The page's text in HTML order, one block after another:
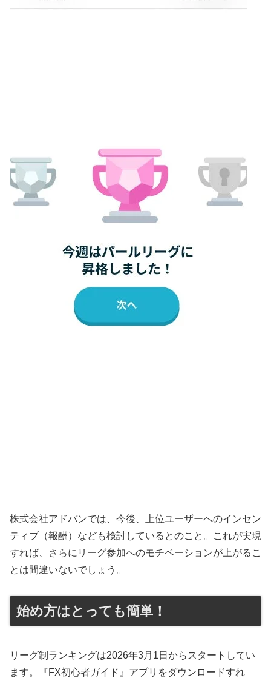
株式会社アドバンでは、今後、上位ユーザーへのインセン
ティブ（報酬）なども検討しているとのこと。これが実現
すれば、さらにリーグ参加へのモチベーションが上がるこ
とは間違いないでしょう。
始め方はとっても簡単！
リーグ制ランキングは2026年3月1日からスタートしてい
ます。『FX初心者ガイド』アプリをダウンロードすれ